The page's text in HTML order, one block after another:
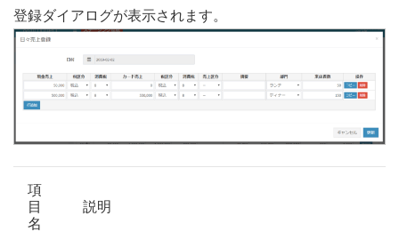
登録ダイアログが表示されます。
項
目
名
説明